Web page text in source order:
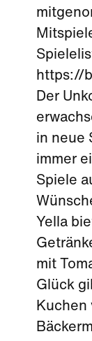
https://
Der
in neue
immer
Spiele
Yella
mit
Glück
Kuchen